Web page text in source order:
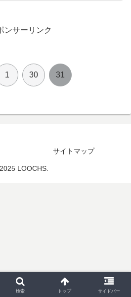
ンサーリンク
1 30 31
サイトマップ
LOOCHS.
検索 トップ サイドバー